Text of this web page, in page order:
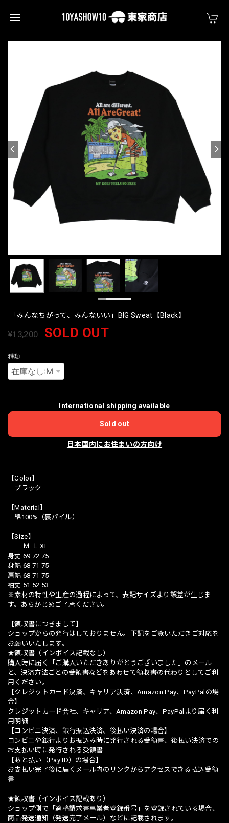
「みんなちがって、みんないい」BIG Sweat【Black】
¥13,200 SOLD OUT
種類
International shipping available
Sold out
日本国内にお住まいの方向け
【Color】
ブラック
【Material】
綿100%（裏パイル）
【Size】
Ｍ Ｌ XL
身丈 69 72 75
身幅 68 71 75
肩幅 68 71 75
袖丈 51 52 53
※素材の特性や生産の過程によって、表記サイズより誤差が生じま
す。あらかじめご了承ください。
【領収書につきまして】
ショップからの発行はしておりません。下記をご覧いただきご対応を
お願いいたします。
★領収書（インボイス記載なし）
購入時に届く「ご購入いただきありがとうございました」のメール
と、決済方法ごとの受領書などをあわせて領収書の代わりとしてご利
用ください。
【クレジットカード決済、キャリア決済、Amazon Pay、PayPalの場
合】
クレジットカード会社、キャリア、Amazon Pay、PayPalより届く利
用明細
【コンビニ決済、銀行振込決済、後払い決済の場合】
コンビニや銀行よりお振込み時に発行される受領書、後払い決済での
お支払い時に発行される受領書
【あと払い（Pay ID）の場合】
お支払い完了後に届くメール内のリンクからアクセスできる払込受領
書
★領収書（インボイス記載あり）
ショップ側で「適格請求書事業者登録番号」を登録されている場合、
商品発送通知（発送完了メール）などに記載されます。